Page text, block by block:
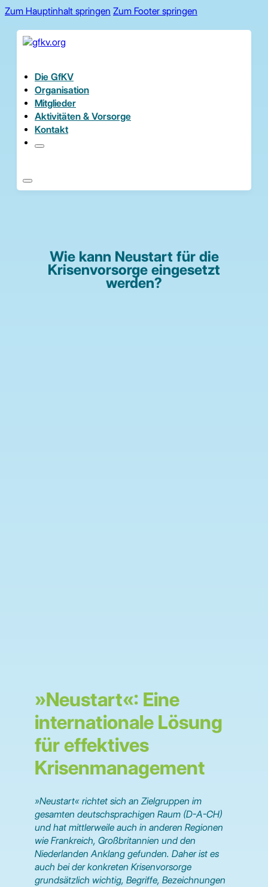
Zum Hauptinhalt springen Zum Footer springen
Die GfKV
Organisation
Mitglieder
Aktivitäten & Vorsorge
Kontakt
Wie kann Neustart für die
Krisenvorsorge eingesetzt
werden?
»Neustart«: Eine
internationale Lösung
für effektives
Krisenmanagement
»Neustart« richtet sich an Zielgruppen im
gesamten deutschsprachigen Raum (D-A-CH)
und hat mittlerweile auch in anderen Regionen
wie Frankreich, Großbritannien und den
Niederlanden Anklang gefunden. Daher ist es
auch bei der konkreten Krisenvorsorge
grundsätzlich wichtig, Begriffe, Bezeichnungen